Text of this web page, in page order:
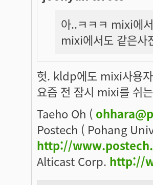
아..ㅋㅋㅋ mixi에
mixi에서도 같은사
헛. kldp에도 mixi사용
요즘 전 잠시 mixi를 쉬
Taeho Oh (
Postech ( Pohang
http://
Alticast Corp. http://